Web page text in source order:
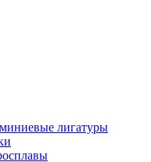
лигатуры